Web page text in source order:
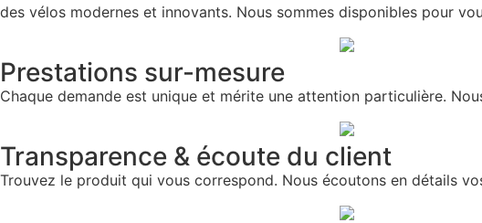
des vélos modernes et innovants. Nous sommes disponibles pour
Prestations sur-mesure
Chaque demande est unique et mérite une attention particulière.
Transparence & écoute du client
Trouvez le produit qui vous correspond. Nous écoutons en détails